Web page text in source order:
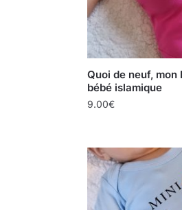
Quoi de neuf, mon
bébé islamique
9.00€